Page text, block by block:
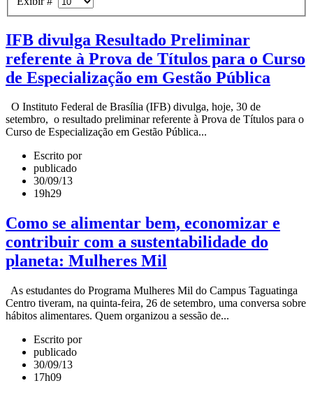
IFB divulga Resultado Preliminar
referente à Prova de Títulos para o Curso
de Especialização em Gestão Pública
O Instituto Federal de Brasília (IFB) divulga, hoje, 30 de
setembro, o resultado preliminar referente à Prova de Títulos para o
Curso de Especialização em Gestão Pública...
Escrito por
publicado
30/09/13
19h29
Como se alimentar bem, economizar e
contribuir com a sustentabilidade do
planeta: Mulheres Mil
As estudantes do Programa Mulheres Mil do Campus Taguatinga
Centro tiveram, na quinta-feira, 26 de setembro, uma conversa sobre
hábitos alimentares. Quem organizou a sessão de...
Escrito por
publicado
30/09/13
17h09